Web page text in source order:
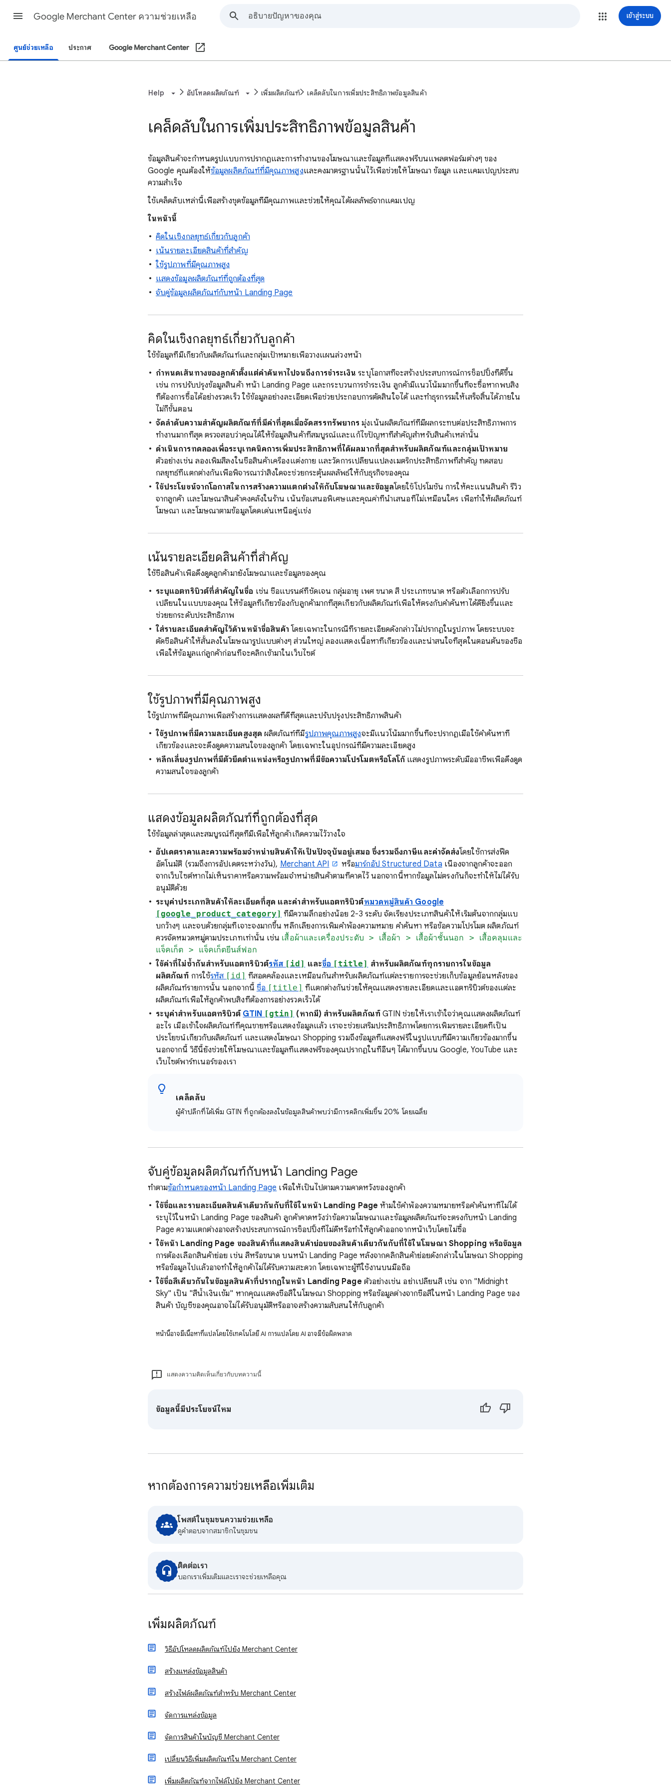
Google Merchant Center ความช่วยเหลือ เข้าสู่ระบบ
ศูนย์ช่วยเหลือ ประกาศ Google Merchant Center
Help อัปโหลดผลิตภัณฑ์ เพิ่มผลิตภัณฑ์ เคล็ดลับในการเพิ่มประสิทธิภาพข้อมูลสินค้า
เคล็ดลับในการเพิ่มประสิทธิภาพข้อมูลสินค้า
ข้อมูลสินค้าจะกำหนดรูปแบบการปรากฏและการทำงานของโฆษณาและข้อมูลที่แสดงฟรีบนแพลตฟอร์มต่างๆ ของ
Google คุณต้องให้ข้อมูลผลิตภัณฑ์ที่มีคุณภาพสูงและคงมาตรฐานนั้นไว้เพื่อช่วยให้โฆษณา ข้อมูล และแคมเปญประสบ
ความสำเร็จ
ใช้เคล็ดลับเหล่านี้เพื่อสร้างชุดข้อมูลที่มีคุณภาพและช่วยให้คุณได้ผลลัพธ์จากแคมเปญ
ในหน้านี้
คิดในเชิงกลยุทธ์เกี่ยวกับลูกค้า
เน้นรายละเอียดสินค้าที่สำคัญ
ใช้รูปภาพที่มีคุณภาพสูง
แสดงข้อมูลผลิตภัณฑ์ที่ถูกต้องที่สุด
จับคู่ข้อมูลผลิตภัณฑ์กับหน้า Landing Page
คิดในเชิงกลยุทธ์เกี่ยวกับลูกค้า
ใช้ข้อมูลที่มีเกี่ยวกับผลิตภัณฑ์และกลุ่มเป้าหมายเพื่อวางแผนล่วงหน้า
กำหนดเส้นทางของลูกค้าตั้งแต่คำค้นหาไปจนถึงการชำระเงิน ระบุโอกาสที่จะสร้างประสบการณ์การช็อปปิ้งที่ดีขึ้น
เช่น การปรับปรุงข้อมูลสินค้า หน้า Landing Page และกระบวนการชำระเงิน ลูกค้ามีแนวโน้มมากขึ้นที่จะซื้อหากพบสิ่ง
ที่ต้องการซื้อได้อย่างรวดเร็ว ใช้ข้อมูลอย่างละเอียดเพื่อช่วยประกอบการตัดสินใจได้ และทำธุรกรรมให้เสร็จสิ้นได้ภายใน
ไม่กี่ขั้นตอน
จัดลำดับความสำคัญผลิตภัณฑ์ที่มีค่าที่สุดเมื่อจัดสรรทรัพยากร มุ่งเน้นผลิตภัณฑ์ที่มีผลกระทบต่อประสิทธิภาพการ
ทำงานมากที่สุด ตรวจสอบว่าคุณได้ให้ข้อมูลสินค้าที่สมบูรณ์และแก้ไขปัญหาที่สำคัญสำหรับสินค้าเหล่านั้น
ดำเนินการทดลองเพื่อระบุเทคนิคการเพิ่มประสิทธิภาพที่ได้ผลมากที่สุดสำหรับผลิตภัณฑ์และกลุ่มเป้าหมาย
ตัวอย่างเช่น ลองเพิ่มสีลงในชื่อสินค้าเครื่องแต่งกาย และวัดการเปลี่ยนแปลงเมตริกประสิทธิภาพที่สำคัญ ทดสอบ
กลยุทธ์ที่แตกต่างกันเพื่อพิจารณาว่าสิ่งใดจะช่วยกระตุ้นผลลัพธ์ให้กับธุรกิจของคุณ
ใช้ประโยชน์จากโอกาสในการสร้างความแตกต่างให้กับโฆษณาและข้อมูลโดยใช้โปรโมชัน การให้คะแนนสินค้า รีวิว
จากลูกค้า และโฆษณาสินค้าคงคลังในร้าน เน้นข้อเสนอพิเศษและคุณค่าที่นำเสนอที่ไม่เหมือนใคร เพื่อทำให้ผลิตภัณฑ์
โฆษณา และโฆษณาตามข้อมูลโดดเด่นเหนือคู่แข่ง
เน้นรายละเอียดสินค้าที่สำคัญ
ใช้ชื่อสินค้าเพื่อดึงดูดลูกค้ามายังโฆษณาและข้อมูลของคุณ
ระบุแอตทริบิวต์ที่สำคัญในชื่อ เช่น ชื่อแบรนด์ที่ชัดเจน กลุ่มอายุ เพศ ขนาด สี ประเภทขนาด หรือตัวเลือกการปรับ
เปลี่ยนในแบบของคุณ ให้ข้อมูลที่เกี่ยวข้องกับลูกค้ามากที่สุดเกี่ยวกับผลิตภัณฑ์เพื่อให้ตรงกับคำค้นหาได้ดียิ่งขึ้นและ
ช่วยยกระดับประสิทธิภาพ
ใส่รายละเอียดสำคัญไว้ด้านหน้าชื่อสินค้า โดยเฉพาะในกรณีที่รายละเอียดดังกล่าวไม่ปรากฏในรูปภาพ โดยระบบจะ
ตัดชื่อสินค้าให้สั้นลงในโฆษณารูปแบบต่างๆ ส่วนใหญ่ ลองแสดงเนื้อหาที่เกี่ยวข้องและน่าสนใจที่สุดในตอนต้นของชื่อ
เพื่อให้ข้อมูลแก่ลูกค้าก่อนที่จะคลิกเข้ามาในเว็บไซต์
ใช้รูปภาพที่มีคุณภาพสูง
ใช้รูปภาพที่มีคุณภาพเพื่อสร้างการแสดงผลที่ดีที่สุดและปรับปรุงประสิทธิภาพสินค้า
ใช้รูปภาพที่มีความละเอียดสูงสุด ผลิตภัณฑ์ที่มีรูปภาพคุณภาพสูงจะมีแนวโน้มมากขึ้นที่จะปรากฏเมื่อใช้คำค้นหาที่
เกี่ยวข้องและจะดึงดูดความสนใจของลูกค้า โดยเฉพาะในอุปกรณ์ที่มีความละเอียดสูง
หลีกเลี่ยงรูปภาพที่มีตัวยึดตำแหน่งหรือรูปภาพที่มีข้อความโปรโมตหรือโลโก้ แสดงรูปภาพระดับมืออาชีพเพื่อดึงดูด
ความสนใจของลูกค้า
แสดงข้อมูลผลิตภัณฑ์ที่ถูกต้องที่สุด
ใช้ข้อมูลล่าสุดและสมบูรณ์ที่สุดที่มีเพื่อให้ลูกค้าเกิดความไว้วางใจ
อัปเดตราคาและความพร้อมจำหน่ายสินค้าให้เป็นปัจจุบันอยู่เสมอ ซึ่งรวมถึงภาษีและค่าจัดส่งโดยใช้การส่งฟีด
อัตโนมัติ (รวมถึงการอัปเดตระหว่างวัน), Merchant API หรือมาร์กอัป Structured Data เนื่องจากลูกค้าจะออก
จากเว็บไซต์หากไม่เห็นราคาหรือความพร้อมจำหน่ายสินค้าตามที่คาดไว้ นอกจากนี้หากข้อมูลไม่ตรงกันก็จะทำให้ไม่ได้รับ
อนุมัติด้วย
ระบุค่าประเภทสินค้าให้ละเอียดที่สุด และค่าสำหรับแอตทริบิวต์หมวดหมู่สินค้า Google
[google_product_category] ที่มีความลึกอย่างน้อย 2-3 ระดับ จัดเรียงประเภทสินค้าให้เริ่มต้นจากกลุ่มแบ
บกว้างๆ และจบด้วยกลุ่มที่เจาะจงมากขึ้น หลีกเลี่ยงการเพิ่มคำพ้องความหมาย คำค้นหา หรือข้อความโปรโมต ผลิตภัณฑ์
ควรจัดหมวดหมู่ตามประเภทเท่านั้น เช่น เสื้อผ้าและเครื่องประดับ > เสื้อผ้า > เสื้อผ้าชั้นนอก > เสื้อคลุมและ
แจ็คเก็ต > แจ็คเก็ตยีนส์ฟอก
ใช้ค่าที่ไม่ซ้ำกันสำหรับแอตทริบิวต์รหัส [id] และชื่อ [title] สำหรับผลิตภัณฑ์ทุกรายการในข้อมูล
ผลิตภัณฑ์ การใช้รหัส [id] ที่สอดคล้องและเหมือนกันสำหรับผลิตภัณฑ์แต่ละรายการจะช่วยเก็บข้อมูลย้อนหลังของ
ผลิตภัณฑ์รายการนั้น นอกจากนี้ ชื่อ [title] ที่แตกต่างกันช่วยให้คุณแสดงรายละเอียดและแอตทริบิวต์ของแต่ละ
ผลิตภัณฑ์เพื่อให้ลูกค้าพบสิ่งที่ต้องการอย่างรวดเร็วได้
ระบุค่าสำหรับแอตทริบิวต์ GTIN [gtin] (หากมี) สำหรับผลิตภัณฑ์GTIN ช่วยให้เราเข้าใจว่าคุณแสดงผลิตภัณฑ์
อะไร เมื่อเข้าใจผลิตภัณฑ์ที่คุณขายหรือแสดงข้อมูลแล้ว เราจะช่วยเสริมประสิทธิภาพโดยการเพิ่มรายละเอียดที่เป็น
ประโยชน์เกี่ยวกับผลิตภัณฑ์ และแสดงโฆษณา Shopping รวมถึงข้อมูลที่แสดงฟรีในรูปแบบที่มีความเกี่ยวข้องมากขึ้น
นอกจากนี้ วิธีนี้ยังช่วยให้โฆษณาและข้อมูลที่แสดงฟรีของคุณปรากฏในที่อื่นๆ ได้มากขึ้นบน Google, YouTube และ
เว็บไซต์พาร์ทเนอร์ของเรา
เคล็ดลับ
ผู้ค้าปลีกที่ได้เพิ่ม GTIN ที่ถูกต้องลงในข้อมูลสินค้าพบว่ามีการคลิกเพิ่มขึ้น 20% โดยเฉลี่ย
จับคู่ข้อมูลผลิตภัณฑ์กับหน้า Landing Page
ทำตามข้อกำหนดของหน้า Landing Page เพื่อให้เป็นไปตามความคาดหวังของลูกค้า
ใช้ชื่อและรายละเอียดสินค้าเดียวกันกับที่ใช้ในหน้า Landing Page ห้ามใช้คำพ้องความหมายหรือคำค้นหาที่ไม่ได้
ระบุไว้ในหน้า Landing Page ของสินค้า ลูกค้าคาดหวังว่าข้อความโฆษณาและข้อมูลผลิตภัณฑ์จะตรงกับหน้า Landing
Page ความแตกต่างอาจสร้างประสบการณ์การช็อปปิ้งที่ไม่ดีหรือทำให้ลูกค้าออกจากหน้าเว็บโดยไม่ซื้อ
ใช้หน้า Landing Page ของสินค้าที่แสดงสินค้าย่อยของสินค้าเดียวกันกับที่ใช้ในโฆษณา Shopping หรือข้อมูล
การต้องเลือกสินค้าย่อย เช่น สีหรือขนาด บนหน้า Landing Page หลังจากคลิกสินค้าย่อยดังกล่าวในโฆษณา Shopping
หรือข้อมูลไปแล้วอาจทำให้ลูกค้าไม่ได้รับความสะดวก โดยเฉพาะผู้ที่ใช้งานบนมือถือ
ใช้ชื่อสีเดียวกันในข้อมูลสินค้าที่ปรากฏในหน้า Landing Page ตัวอย่างเช่น อย่าเปลี่ยนสี เช่น จาก "Midnight
Sky" เป็น "สีน้ำเงินเข้ม" หากคุณแสดงชื่อสีในโฆษณา Shopping หรือข้อมูลต่างจากชื่อสีในหน้า Landing Page ของ
สินค้า บัญชีของคุณอาจไม่ได้รับอนุมัติหรืออาจสร้างความสับสนให้กับลูกค้า
หน้านี้อาจมีเนื้อหาที่แปลโดยใช้เทคโนโลยี AI การแปลโดย AI อาจมีข้อผิดพลาด
แสดงความคิดเห็นเกี่ยวกับบทความนี้
ข้อมูลนี้มีประโยชน์ไหม
หากต้องการความช่วยเหลือเพิ่มเติม
โพสต์ในชุมชนความช่วยเหลือ
ดูคําตอบจากสมาชิกในชุมชน
ติดต่อเรา
บอกเราเพิ่มเติมและเราจะช่วยเหลือคุณ
เพิ่มผลิตภัณฑ์
วิธีอัปโหลดผลิตภัณฑ์ไปยัง Merchant Center
สร้างแหล่งข้อมูลสินค้า
สร้างไฟล์ผลิตภัณฑ์สำหรับ Merchant Center
จัดการแหล่งข้อมูล
จัดการสินค้าในบัญชี Merchant Center
เปลี่ยนวิธีเพิ่มผลิตภัณฑ์ใน Merchant Center
เพิ่มผลิตภัณฑ์จากไฟล์ไปยัง Merchant Center